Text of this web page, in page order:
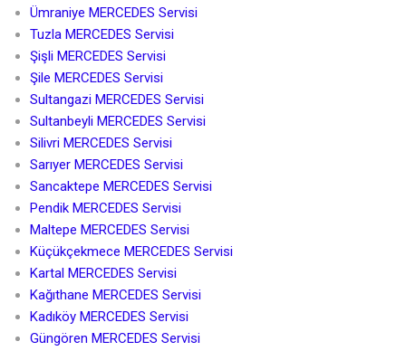
Ümraniye MERCEDES Servisi
Tuzla MERCEDES Servisi
Şişli MERCEDES Servisi
Şile MERCEDES Servisi
Sultangazi MERCEDES Servisi
Sultanbeyli MERCEDES Servisi
Silivri MERCEDES Servisi
Sarıyer MERCEDES Servisi
Sancaktepe MERCEDES Servisi
Pendik MERCEDES Servisi
Maltepe MERCEDES Servisi
Küçükçekmece MERCEDES Servisi
Kartal MERCEDES Servisi
Kağıthane MERCEDES Servisi
Kadıköy MERCEDES Servisi
Güngören MERCEDES Servisi